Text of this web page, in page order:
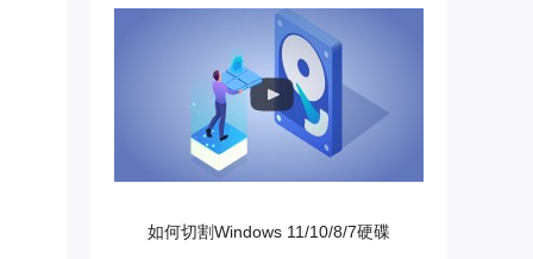
如何切割Windows 11/10/8/7硬碟